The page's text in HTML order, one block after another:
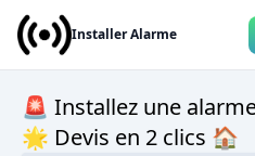
Installer Alarme
🚨 Installez une
🌟 Devis en 2 clics 🏠